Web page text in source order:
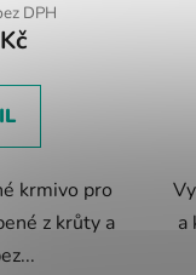
DPH
krmivo pro
z krůty a
a